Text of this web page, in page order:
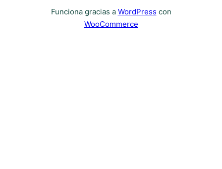
Funciona gracias a WordPress con
WooCommerce